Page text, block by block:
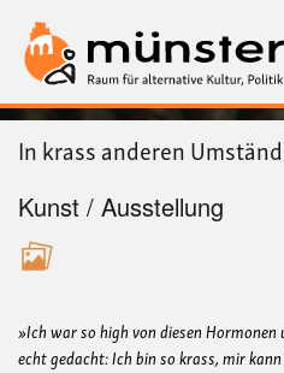
In krass anderen
Kunst / Ausstellung
»Ich war so high von diesen Hormonen
echt gedacht: Ich bin so krass, mir